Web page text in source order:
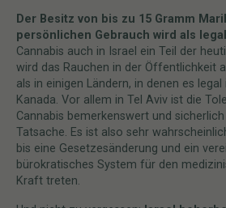
Der Besitz von bis zu 15 Gramm
persönlichen Gebrauch wird als
Cannabis auch in Israel ein Teil der
wird das Rauchen in der Öffentlichkeit
als in einigen Ländern, in denen es
Kanada. Vor allem in Tel Aviv ist die
Cannabis bemerkenswert und
Tatsache. Es ist also sehr
bis eine Gesetzesänderung und ein
bürokratisches System für den
Kraft treten.